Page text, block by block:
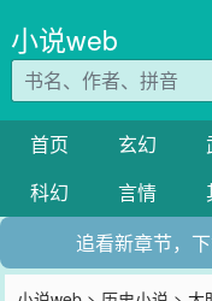
小说web
首页 玄幻
科幻
言情
追看新章节，